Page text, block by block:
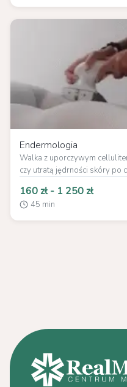
Endermologia
Walka z uporczywym
czy utratą jędrności skóry po
160 zł - 1 250 zł
45 min